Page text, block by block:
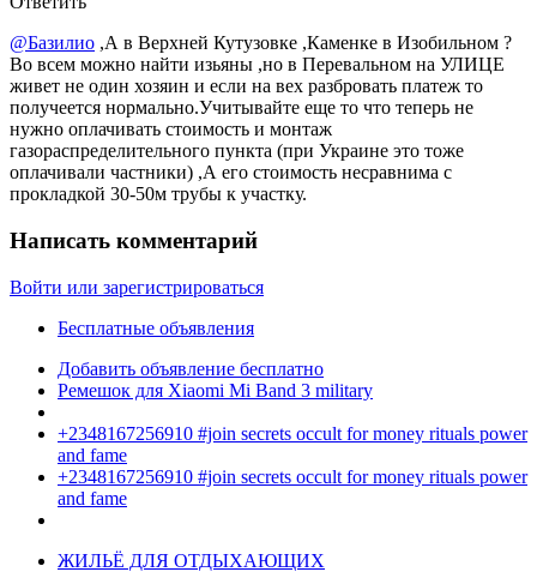
@Базилио ,А в Верхней Кутузовке ,Каменке в Изобильном ?
Во всем можно найти изьяны ,но в Перевальном на УЛИЦЕ
живет не один хозяин и если на вех разбровать платеж то
получеется нормально.Учитывайте еще то что теперь не
нужно оплачивать стоимость и монтаж
газораспределительного пункта (при Украине это тоже
оплачивали частники) ,А его стоимость несравнима с
прокладкой 30-50м трубы к участку.
Написать комментарий
Войти или зарегистрироваться
Бесплатные объявления
Добавить объявление бесплатно
Ремешок для Xiaomi Mi Band 3 military
+2348167256910 #join secrets occult for money rituals power
and fame
+2348167256910 #join secrets occult for money rituals power
and fame
ЖИЛЬЁ ДЛЯ ОТДЫХАЮЩИХ